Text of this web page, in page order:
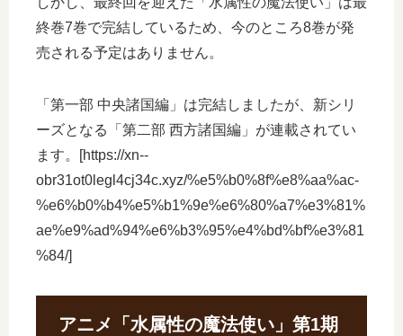
終巻7巻で完結しているため、今のところ8巻が発
売される予定はありません。
「第一部 中央諸国編」は完結しましたが、新シリ
ーズとなる「第二部 西方諸国編」が連載されてい
ます。[https://xn--
obr31ot0legl4cj34c.xyz/%e5%b0%8f%e8%aa%ac-
%e6%b0%b4%e5%b1%9e%e6%80%a7%e3%81%
ae%e9%ad%94%e6%b3%95%e4%bd%bf%e3%81
%84/]
アニメ「水属性の魔法使い」第1期